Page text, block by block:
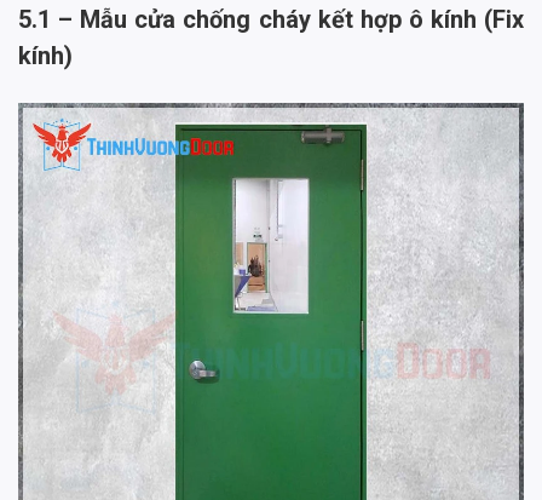
5.1 – Mẫu cửa chống cháy kết hợp ô kính (Fix
kính)